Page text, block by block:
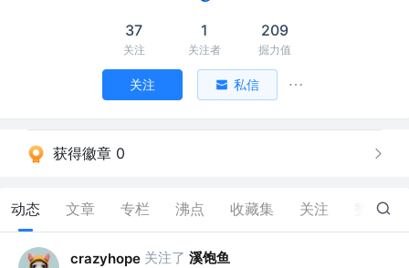
37
关注
1
关注者
209
掘力值
关注 私信
获得徽章 0
动态 文章 专栏 沸点 收藏集 关注 0
crazyhope 关注了 溪饱鱼